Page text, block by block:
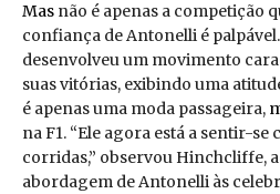
Mas não é apenas a competição
confiança de Antonelli é
desenvolveu um movimento
suas vitórias, exibindo uma
é apenas uma moda passageira,
na F1. “Ele agora está a sentir-
corridas,” observou Hinchcliffe,
abordagem de Antonelli às